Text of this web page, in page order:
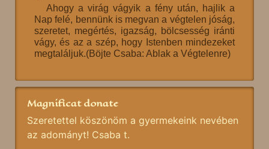
Ahogy a virág vágyik a fény után, hajlik a
Nap felé, bennünk is megvan a végtelen jóság,
szeretet, megértés, igazság, bölcsesség iránti
vágy, és az a szép, hogy Istenben mindezeket
megtaláljuk.(Böjte Csaba: Ablak a Végtelenre)
Magnificat donate
Szeretettel köszönöm a gyermekeink nevében
az adományt! Csaba t.